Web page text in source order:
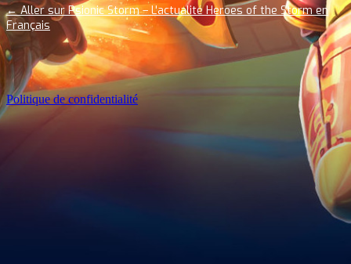
← Aller sur Psionic Storm – L'actualité Heroes of the Storm en
Français
Politique de confidentialité